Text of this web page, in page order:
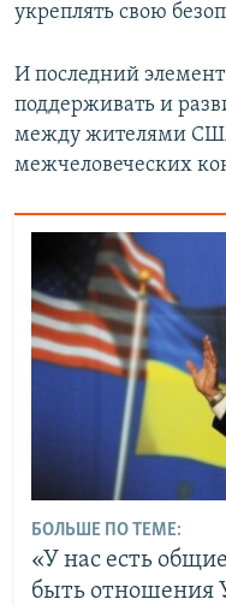
укреплять свою
И последний
поддерживать и
между жителями
межчеловеческих
БОЛЬШЕ ПО ТЕМЕ:
«У нас есть
быть